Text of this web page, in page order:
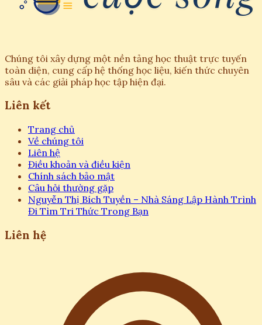
Chúng tôi xây dựng một nền tảng học thuật trực tuyến
toàn diện, cung cấp hệ thống học liệu, kiến thức chuyên
sâu và các giải pháp học tập hiện đại.
Liên kết
Trang chủ
Về chúng tôi
Liên hệ
Điều khoản và điều kiện
Chính sách bảo mật
Câu hỏi thường gặp
Nguyễn Thị Bích Tuyền – Nhà Sáng Lập Hành Trình
Đi Tìm Tri Thức Trong Bạn
Liên hệ